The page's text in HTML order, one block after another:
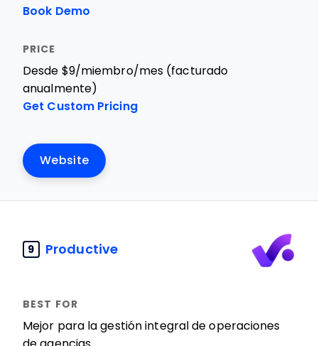
Book Demo
Desde $9/miembro/mes (facturado
anualmente)
Get Custom Pricing
Website
9 Productive
Mejor para la gestión integral de operaciones
de agencias